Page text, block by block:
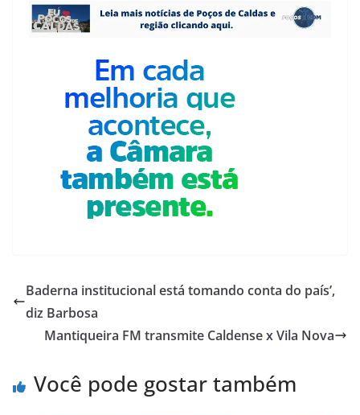
Baderna institucional está tomando conta do país’,
diz Barbosa
Mantiqueira FM transmite Caldense x Vila Nova
Você pode gostar também